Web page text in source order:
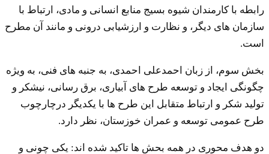
رابطه با کارمندان شیوه بسیج منابع انسانی و مادی، ارتباط با
سازمان های دیگر، و نظارت و ارزشیابی درونی و مانند آن مطرح
است.
بخش سوم، از زبان احمدعلی احمدی، به جنبه های فنی، به ویژه
چگونگی ایجاد و توسعه طرح های آبیاری، برق رسانی، نیشکر و
تولید شکر و ارتباط متقابل این طرح ها با یکدیگر درچارچوب
طرح عمومی توسعه و عمران خوزستان، نظر دارد.
دو هدف محوری در همه بحش ها تاکید شده اند: یکی چونی و